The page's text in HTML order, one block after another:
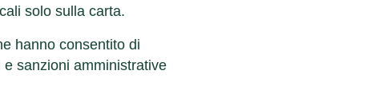
solo sulla carta.
hanno consentito di
sanzioni amministrative